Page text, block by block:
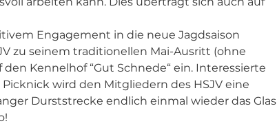
Engagement in die neue Jagdsaison
zu seinem traditionellen Mai-Ausritt (ohne
Kennelhof “Gut Schnede“ ein. Interessierte
wird den Mitgliedern des HSJV eine
Durststrecke endlich einmal wieder das Glas